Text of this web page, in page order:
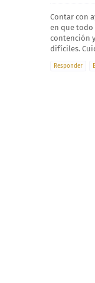
Contar con
en que todo
contención
difíciles.
Responder